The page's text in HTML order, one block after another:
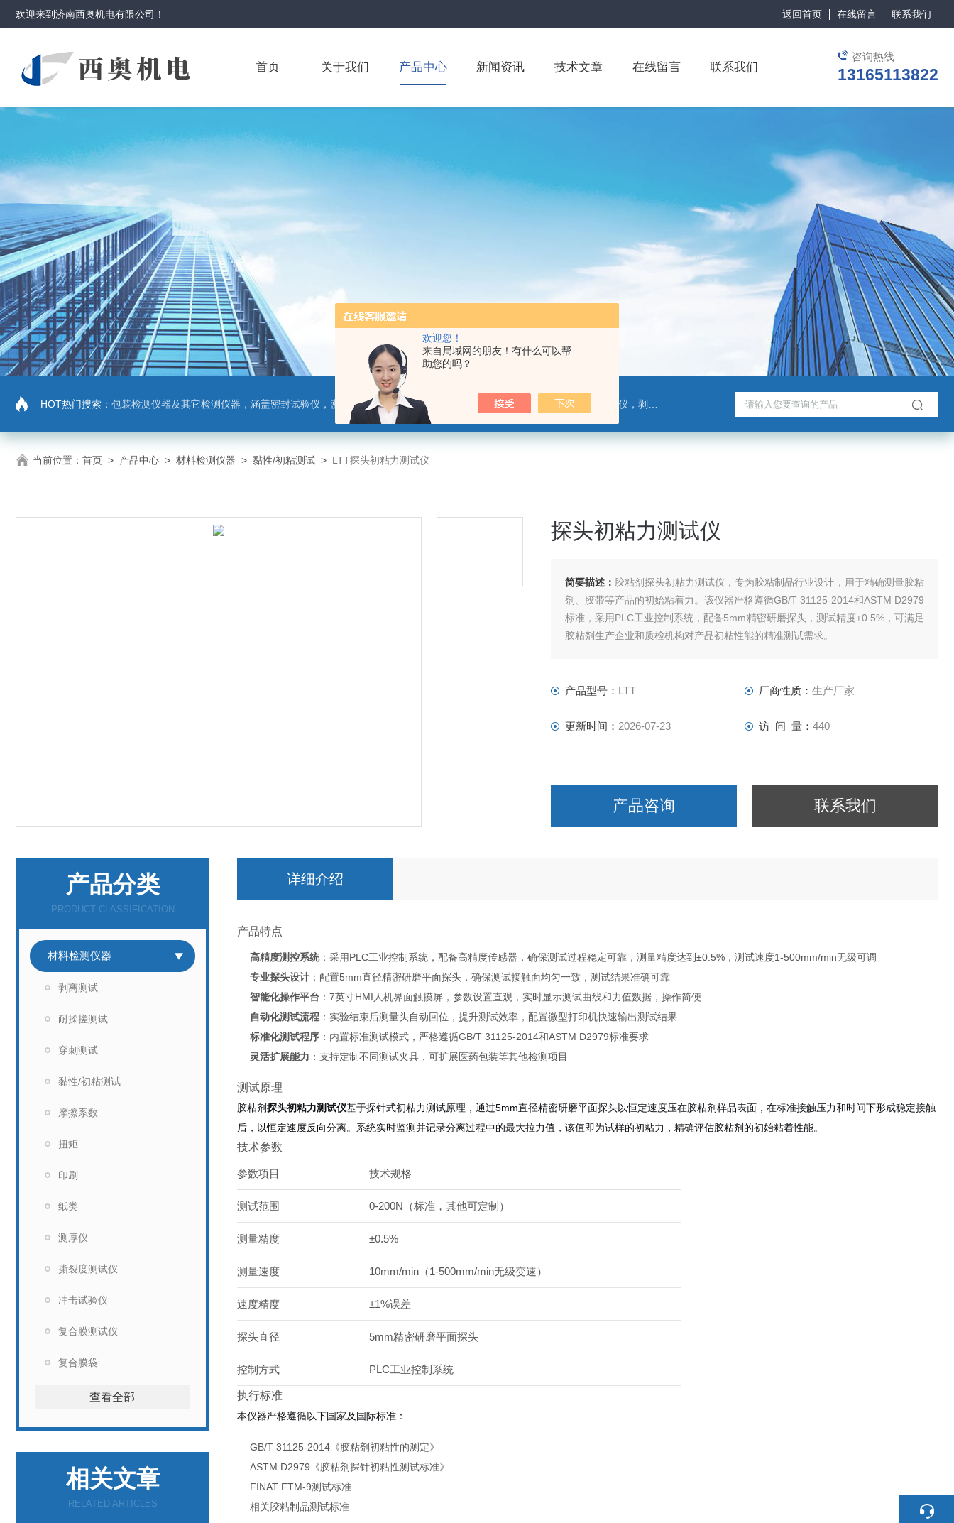
欢迎您！
来自局域网的朋友！有什么可以帮
助您的吗？
欢迎来到济南西奥机电有限公司 ！ 返回首页 在线留言 联系我们
咨询热线
13165113822
首页 关于我们 产品中心 新闻资讯 技术文章 在线留言 联系我们
HOT热门搜索： 包装检测仪器及其它检测仪器，涵盖密封试验仪，密封与泄漏强度测试仪，拉力机，抗压机，热封试验仪，摩擦系数仪，剥离力测试仪，医药包装检测仪，冲击试验仪，安瓿瓶折断力测试仪，垂直度偏差测试仪，扭矩仪，手提袋疲劳度测试仪
当前位置： 首页 > 产品中心 > 材料检测仪器 > 黏性/初粘测试 > LTT探头初粘力测试仪
探头初粘力测试仪
简要描述： 胶粘剂探头初粘力测试仪，专为胶粘制品行业设计，用于精确测量胶粘
剂、胶带等产品的初始粘着力。该仪器严格遵循GB/T 31125-2014和ASTM D2979
标准，采用PLC工业控制系统，配备5mm精密研磨探头，测试精度±0.5%，可满足
胶粘剂生产企业和质检机构对产品初粘性能的精准测试需求。
产品型号： LTT 厂商性质： 生产厂家
更新时间： 2026-07-23 访 问 量： 440
产品咨询 联系我们
产品分类
PRODUCT CLASSIFICATION
材料检测仪器
剥离测试
耐揉搓测试
穿刺测试
黏性/初粘测试
摩擦系数
扭矩
印刷
纸类
测厚仪
撕裂度测试仪
冲击试验仪
复合膜测试仪
复合膜袋
查看全部
相关文章
RELATED ARTICLES
详细介绍
产品特点
高精度测控系统：采用PLC工业控制系统，配备高精度传感器，确保测试过程稳定可靠，测量精度达到±0.5%，测试速度1-500mm/min无级可调
专业探头设计 ：配置5mm直径精密研磨平面探头，确保测试接触面均匀一致，测试结果准确可靠
智能化操作平台 ：7英寸HMI人机界面触摸屏，参数设置直观，实时显示测试曲线和力值数据，操作简便
自动化测试流程 ：实验结束后测量头自动回位，提升测试效率，配置微型打印机快速输出测试结果
标准化测试程序 ：内置标准测试模式，严格遵循GB/T 31125-2014和ASTM D2979标准要求
灵活扩展能力 ：支持定制不同测试夹具，可扩展医药包装等其他检测项目
测试原理
胶粘剂探头初粘力测试仪基于探针式初粘力测试原理，通过5mm直径精密研磨平面探头以恒定速度压在胶粘剂样品表面，在标准接触压力和时间下形成稳定接触
后，以恒定速度反向分离。系统实时监测并记录分离过程中的最大拉力值，该值即为试样的初粘力，精确评估胶粘剂的初始粘着性能。
技术参数
参数项目 技术规格
测试范围 0-200N（标准，其他可定制）
测量精度 ±0.5%
测量速度 10mm/min（1-500mm/min无级变速）
速度精度 ±1%误差
探头直径 5mm精密研磨平面探头
控制方式 PLC工业控制系统
执行标准
本仪器严格遵循以下国家及国际标准：
GB/T 31125-2014《胶粘剂初粘性的测定》
ASTM D2979《胶粘剂探针初粘性测试标准》
FINAT FTM-9测试标准
相关胶粘制品测试标准